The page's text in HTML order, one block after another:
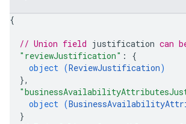
{
// Union field justification can
"reviewJustification" : {
object (ReviewJustification)
},
object (
}